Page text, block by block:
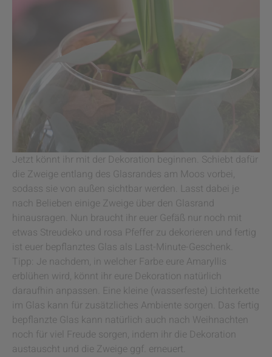
Jetzt könnt ihr mit der Dekoration beginnen. Schiebt dafür
die Zweige entlang des Glasrandes am Moos vorbei,
sodass sie von außen sichtbar werden. Lasst dabei je
nach Belieben einige Zweige über den Glasrand
hinausragen. Nun braucht ihr euer Gefäß nur noch mit
etwas Streudeko und rosa Pfeffer zu dekorieren und fertig
ist euer bepflanztes Glas als Last-Minute-Geschenk.
Tipp: Je nachdem, in welcher Farbe eure Amaryllis
erblühen wird, könnt ihr eure Dekoration natürlich
daraufhin anpassen. Eine kleine (wasserfeste) Lichterkette
im Glas kann für zusätzliches Ambiente sorgen. Das fertig
bepflanzte Glas kann natürlich auch nach Weihnachten
noch für viel Freude sorgen, indem ihr die Dekoration
austauscht und die Zweige ggf. erneuert.